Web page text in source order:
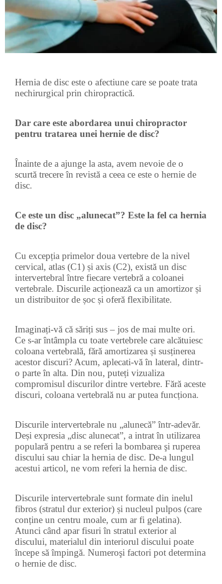
Hernia de disc este o afectiune care se poate trata
nechirurgical prin chiropractică.
Dar care este abordarea unui chiropractor
pentru tratarea unei hernie de disc?
Înainte de a ajunge la asta, avem nevoie de o
scurtă trecere în revistă a ceea ce este o hernie de
disc.
Ce este un disc „alunecat”? Este la fel ca hernia
de disc?
Cu excepția primelor doua vertebre de la nivel
cervical, atlas (C1) și axis (C2), există un disc
intervertebral între fiecare vertebră a coloanei
vertebrale. Discurile acționează ca un amortizor și
un distribuitor de șoc și oferă flexibilitate.
Imaginați-vă că săriți sus – jos de mai multe ori.
Ce s-ar întâmpla cu toate vertebrele care alcătuiesc
coloana vertebrală, fără amortizarea și susținerea
acestor discuri? Acum, aplecati-vă în lateral, dintr-
o parte în alta. Din nou, puteți vizualiza
compromisul discurilor dintre vertebre. Fără aceste
discuri, coloana vertebrală nu ar putea funcționa.
Discurile intervertebrale nu „alunecă” într-adevăr.
Deși expresia „disc alunecat”, a intrat în utilizarea
populară pentru a se referi la bombarea şi ruperea
discului sau chiar la hernia de disc. De-a lungul
acestui articol, ne vom referi la hernia de disc.
Discurile intervertebrale sunt formate din inelul
fibros (stratul dur exterior) și nucleul pulpos (care
conține un centru moale, cum ar fi gelatina).
Atunci când apar fisuri în stratul exterior al
discului, materialul din interiorul discului poate
începe să împingă. Numeroşi factori pot determina
o hernie de disc.